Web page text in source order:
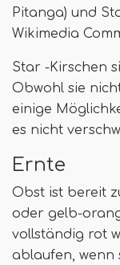
Pitanga) und
Wikimedia
Star -Kirschen
Obwohl sie
einige
es nicht
Ernte
Obst ist bereit
oder gelb-
vollständig rot
ablaufen, wenn